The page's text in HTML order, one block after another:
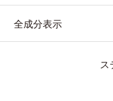
上がり向上粉体 ●ア
全成分表示
ス